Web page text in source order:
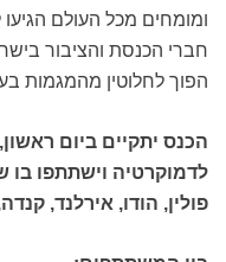
ומומחים מכל העולם
חברי הכנסת והציבור
הפוך לחלוטין מהמגמות
לדמוקרטיה וישתתפו בו
פולין, הודו, אירלנד,